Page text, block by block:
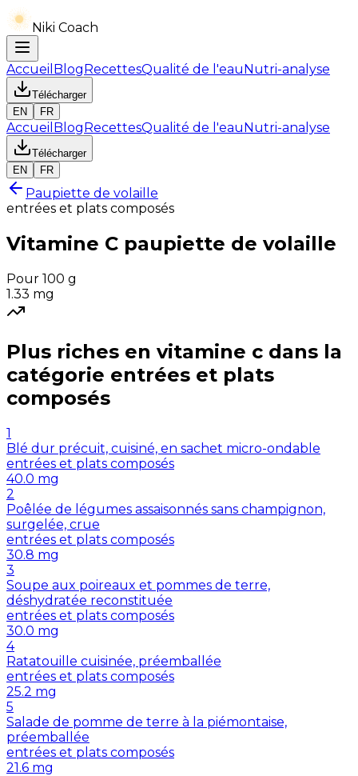
Niki Coach
Accueil BlogRecettesQualité de l'eauNutri-analyse
Télécharger
EN
FR
Accueil BlogRecettesQualité de l'eauNutri-analyse
Télécharger
EN
FR
Paupiette de volaille
entrées et plats composés
Vitamine C paupiette de volaille
Pour 100 g
1.33 mg
Plus riches en vitamine c dans la
catégorie entrées et plats
composés
1
Blé dur précuit, cuisiné, en sachet micro-ondable
entrées et plats composés
40.0 mg
2
Poêlée de légumes assaisonnés sans champignon,
surgelée, crue
entrées et plats composés
30.8 mg
3
Soupe aux poireaux et pommes de terre,
déshydratée reconstituée
entrées et plats composés
30.0 mg
4
Ratatouille cuisinée, préemballée
entrées et plats composés
25.2 mg
5
Salade de pomme de terre à la piémontaise,
préemballée
entrées et plats composés
21.6 mg